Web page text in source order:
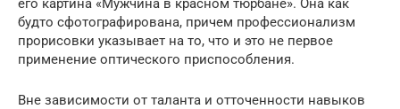
его картина «Мужчина в красном тюрбане». Она как
будто сфотографирована, причем профессионализм
прорисовки указывает на то, что и это не первое
применение оптического приспособления.
Вне зависимости от таланта и отточенности навыков